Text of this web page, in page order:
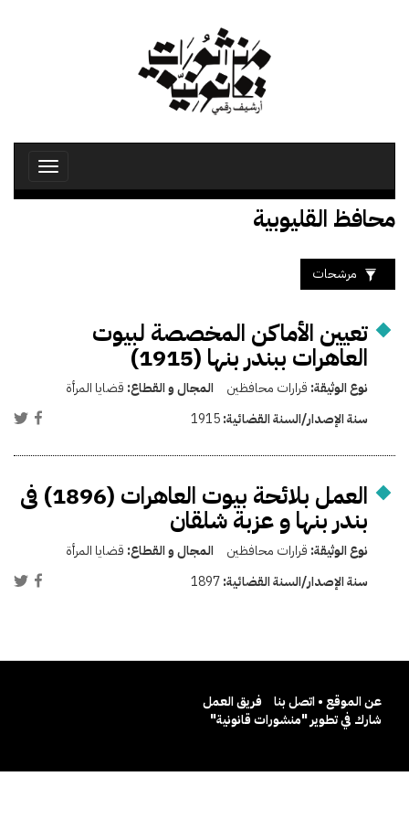
Toggle
محافظ القليوبية
مرشحات
تعيين الأماكن المخصصة لبيوت
العاهرات ببندر بنها (1915)
نوع الوثيقة: قرارات محافظين المجال و القطاع: قضايا المرأة
سنة الإصدار/السنة القضائية:1915
العمل بلائحة بيوت العاهرات (1896) فى
بندر بنها و عزبة شلقان
نوع الوثيقة: قرارات محافظين المجال و القطاع: قضايا المرأة
سنة الإصدار/السنة القضائية:1897
عن الموقع • اتصل بنا
فريق العمل
شارك في تطوير "منشورات قانونية"